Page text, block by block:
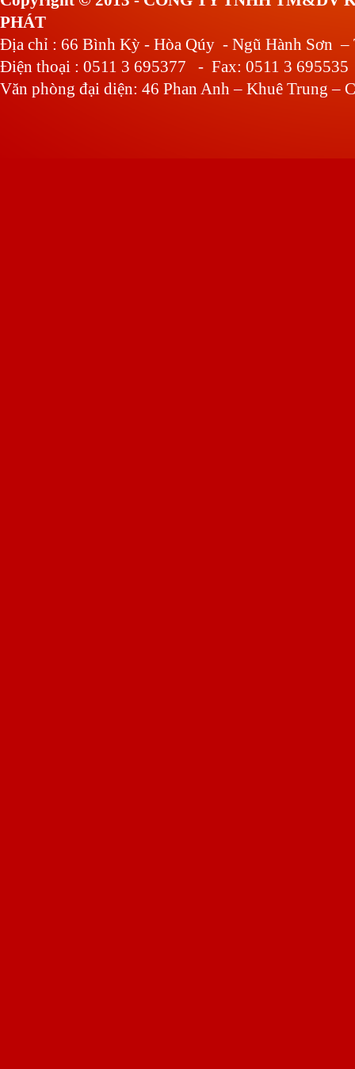
PHÁT
Địa chỉ : 66 Bình Kỳ - Hòa Qúy - Ngũ Hành Sơn –
Điện thoại : 0511 3 695377 - Fax: 0511 3 695535
Văn phòng đại diện: 46 Phan Anh – Khuê Trung –